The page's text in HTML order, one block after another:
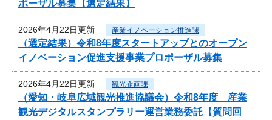
ポーザル募集【選定結果】
2026年4月22日更新 産業イノベーション推進課
（選定結果）令和8年度スタートアップとのオープン
イノベーション促進支援事業プロポーザル募集
2026年4月22日更新 観光企画課
（愛知・岐阜広域観光推進協議会）令和8年度 産業
観光デジタルスタンプラリー運営業務委託【質問回